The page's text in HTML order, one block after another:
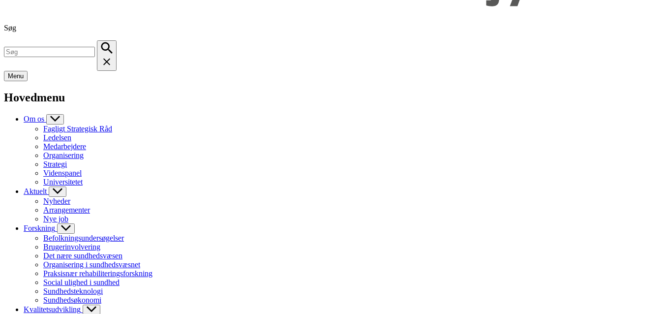
Søg
Menu
Hovedmenu
Om os
Fagligt Strategisk Råd
Ledelsen
Medarbejdere
Organisering
Strategi
Videnspanel
Universitetet
Aktuelt
Nyheder
Arrangementer
Nye job
Forskning
Befolkningsundersøgelser
Brugerinvolvering
Det nære sundhedsvæsen
Organisering i sundhedsvæsnet
Praksisnær rehabiliteringsforskning
Social ulighed i sundhed
Sundhedsteknologi
Sundhedsøkonomi
Kvalitetsudvikling